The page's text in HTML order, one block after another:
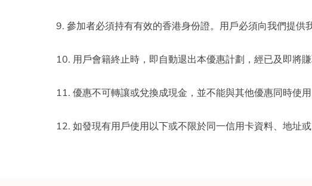
9. 參加者必須持有有效的香港身份證。用戶必須向我們提供
10. 用戶會籍終止時，即自動退出本優惠計劃，經已及即將賺
11. 優惠不可轉讓或兌換成現金，並不能與其他優惠同時使用
12. 如發現有用戶使用以下或不限於同一信用卡資料、地址